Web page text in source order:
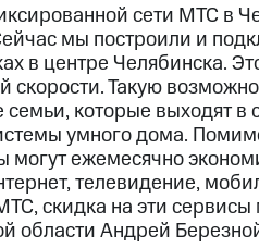
сети МТС в
мы построили и
в центре Челябинска.
скорости. Такую
которые выходят в
умного дома.
ежемесячно
телевидение,
скидка на эти
области Андрей